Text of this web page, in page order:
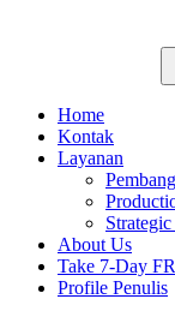
Home
Kontak
Layanan
About Us
Take 7-Day
Profile Penulis